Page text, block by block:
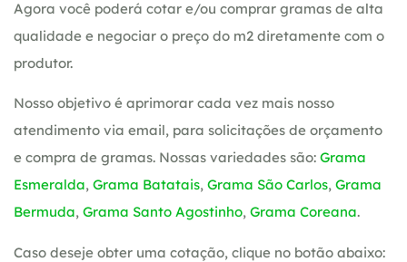
Agora você poderá cotar e/ou comprar gramas de alta
qualidade e negociar o preço do m2 diretamente com o
produtor.
Nosso objetivo é aprimorar cada vez mais nosso
atendimento via email, para solicitações de orçamento
e compra de gramas. Nossas variedades são: Grama
Esmeralda, Grama Batatais, Grama São Carlos, Grama
Bermuda, Grama Santo Agostinho, Grama Coreana.
Caso deseje obter uma cotação, clique no botão abaixo: